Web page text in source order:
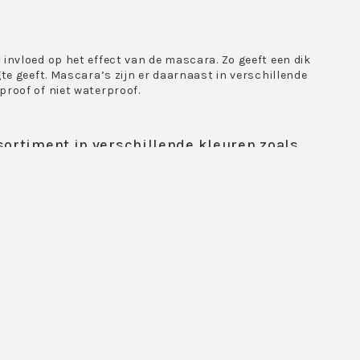
op het effect van de mascara. Zo geeft een dik
geeft. Mascara’s zijn er daarnaast in verschillende
of niet waterproof.
in verschillende kleuren zoals